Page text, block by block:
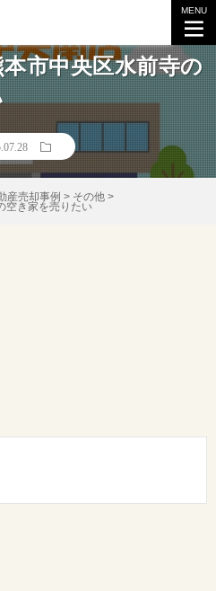
MENU
市中央区水前寺の
産売却事例 > その他 >
空き家を売りたい